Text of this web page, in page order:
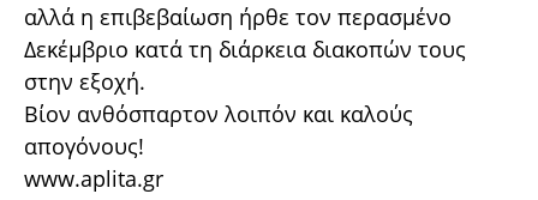
αλλά η επιβεβαίωση ήρθε τον περασμένο
Δεκέμβριο κατά τη διάρκεια διακοπών τους
στην εξοχή.
Βίον ανθόσπαρτον λοιπόν και καλούς
απογόνους!
www.aplita.gr